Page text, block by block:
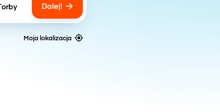
of bags Dalej!
Moja lokalizacja